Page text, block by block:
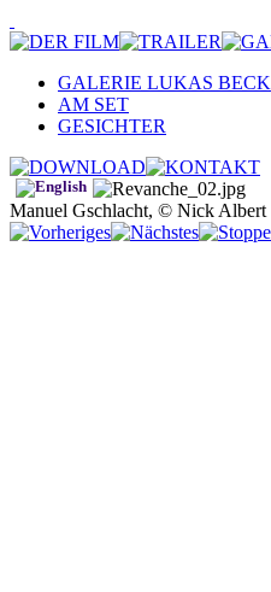
GALERIE LUKAS BECK
AM SET
GESICHTER
Manuel Gschlacht, © Nick Albert